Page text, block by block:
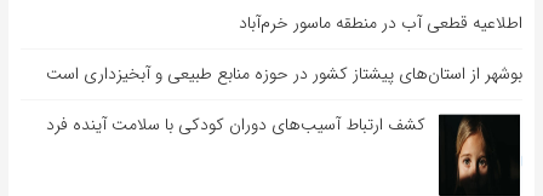
اطلاعیه قطعی آب در منطقه ماسور خرم‌آباد
بوشهر از استان‌های پیشتاز کشور در حوزه منابع طبیعی و آبخیزداری است
کشف ارتباط آسیب‌های دوران کودکی با سلامت آینده فرد